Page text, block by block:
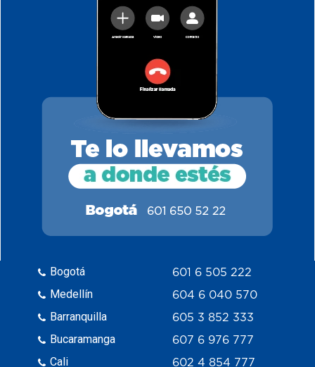
Bogotá
Medellín
Barranquilla
Bucaramanga
Cali
601 6 505 222
604 6 040 570
605 3 852 333
607 6 976 777
602 4 854 777